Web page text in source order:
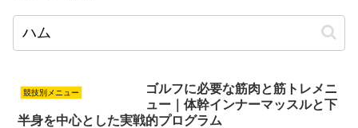
競技別メニュー
ゴルフに必要な筋肉と筋トレメニ
ュー｜体幹インナーマッスルと下
半身を中心とした実戦的プログラム